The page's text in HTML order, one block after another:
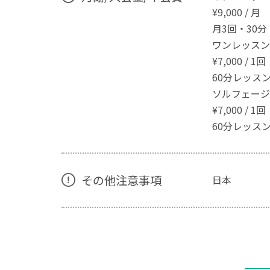
¥9,000 / 月
月3回・30分
ワンレッスン
¥7,000 / 1回
60分レッスン
ソルフェー
¥7,000 / 1回
60分レッスン
その他注意事項 日本